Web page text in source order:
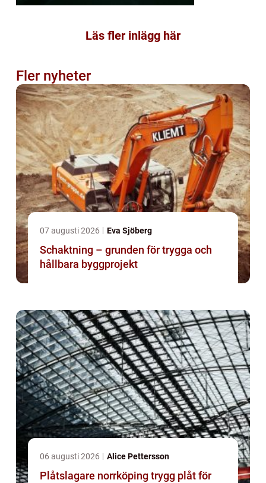
Läs fler inlägg här
Fler nyheter
07 augusti 2026 Eva Sjöberg
Schaktning – grunden för trygga och
hållbara byggprojekt
06 augusti 2026 Alice Pettersson
Plåtslagare norrköping trygg plåt för